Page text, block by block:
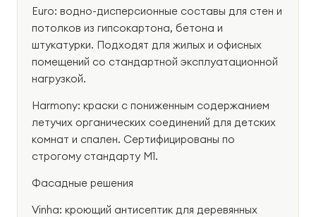
Euro: водно-дисперсионные составы для стен и
потолков из гипсокартона, бетона и
штукатурки. Подходят для жилых и офисных
помещений со стандартной эксплуатационной
нагрузкой.
Harmony: краски с пониженным содержанием
летучих органических соединений для детских
комнат и спален. Сертифицированы по
строгому стандарту M1.
Фасадные решения
Vinha: кроющий антисептик для деревянных